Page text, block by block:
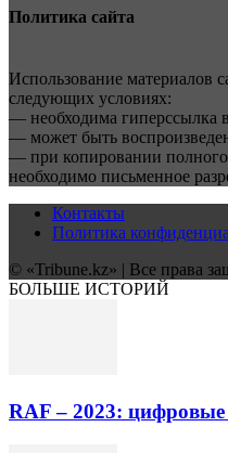
Политика сайта
Использование материалов
следующих условиях:
— необходима гиперссылка
— может быть
— при копировании полного
необходимо письменное
Контакты
Политика
© «Tribune.kz» | Все права
БОЛЬШЕ ИСТОРИЙ
RAF – 2023: цифровые